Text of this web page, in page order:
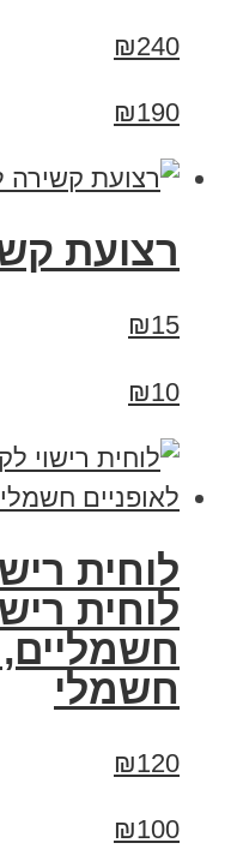
₪240
₪190
רצועת
₪15
₪10
לוחית
לוחית
חשמליים,
חשמלי
₪120
₪100